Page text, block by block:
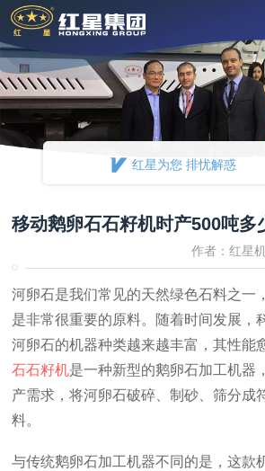
红星为您 排忧解惑
移动鹅卵石石籽机时产500吨多
作者：红星
河卵石是我们常见的天然绿色石料之一
是非常很重要的原料。随着时间发展，
河卵石的机器种类越来越丰富，其性能
石石籽机是一种新型的鹅卵石加工机器
产需求，将河卵石破碎、制砂、筛分成
料。
与传统鹅卵石加工机器不同的是，这款